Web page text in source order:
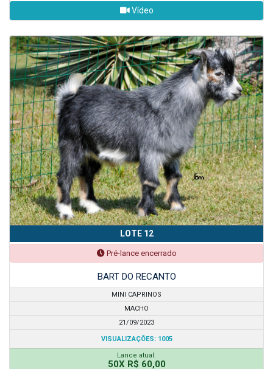
Vídeo
LOTE 12
Pré-lance encerrado
BART DO RECANTO
MINI CAPRINOS
MACHO
21/09/2023
VISUALIZAÇÕES: 1005
Lance atual:
50X R$ 60,00